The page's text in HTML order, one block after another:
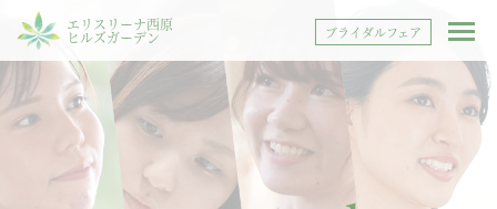
エリスリーナ西原
ヒルズガーデン ブライダルフェア